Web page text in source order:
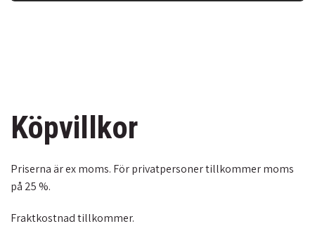
Köpvillkor
Priserna är ex moms. För privatpersoner tillkommer moms
på 25 %.
Fraktkostnad tillkommer.